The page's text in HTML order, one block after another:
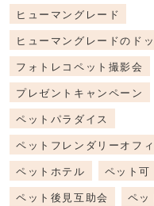
ヒューマングレード
ヒューマングレードのド
フォトレコペット撮影会
プレゼントキャンペーン
ペットパラダイス
ペットフレンダリーオフ
ペットホテル
ペット可
ペット後見互助会
ペッ